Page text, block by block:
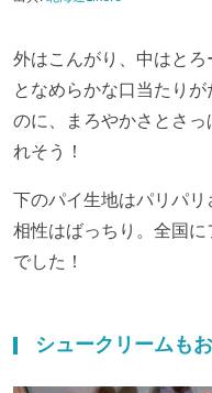
外はこんがり、中はと
となめらかな口当たりが
のに、まろやかさとさ
れそう！
下のパイ生地はパリパ
相性はばっちり。 全国に
でした！
シュークリームも